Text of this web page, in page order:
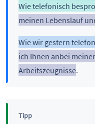
Wie telefonisch
meinen Lebenslauf
Wie wir gestern
ich Ihnen anbei
Arbeitszeugnisse.
Tipp